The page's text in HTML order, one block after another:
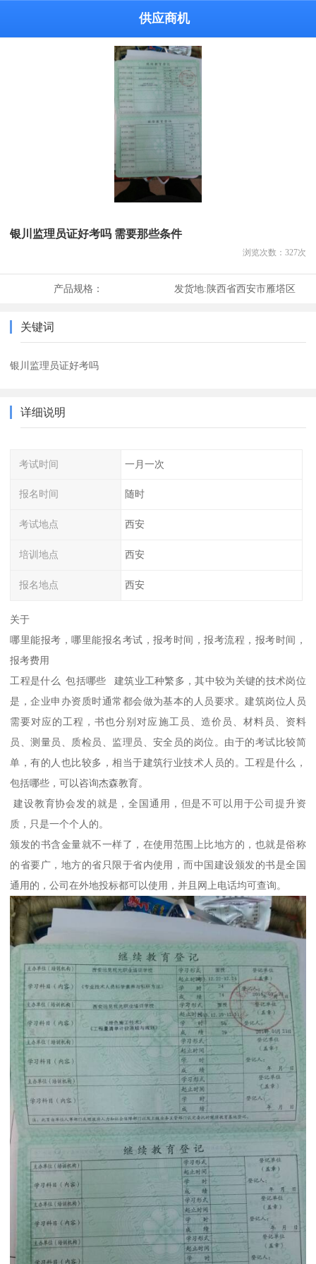
供应商机
银川监理员证好考吗 需要那些条件
浏览次数： 327次
产品规格： 发货地:陕西省西安市雁塔区
关键词
银川监理员证好考吗
详细说明
考试时间 一月一次
报名时间 随时
考试地点 西安
培训地点 西安
报名地点 西安
关于
哪里能报考，哪里能报名考试，报考时间，报考流程，报考时间，
报考费用
工程是什么 包括哪些 建筑业工种繁多，其中较为关键的技术岗位
是，企业申办资质时通常都会做为基本的人员要求。建筑岗位人员
需要对应的工程，书也分别对应施工员、造价员、材料员、资料
员、测量员、质检员、监理员、安全员的岗位。由于的考试比较简
单，有的人也比较多，相当于建筑行业技术人员的。工程是什么，
包括哪些，可以咨询杰森教育。
建设教育协会发的就是，全国通用，但是不可以用于公司提升资
质，只是一个个人的。
颁发的书含金量就不一样了，在使用范围上比地方的，也就是俗称
的省要广，地方的省只限于省内使用，而中国建设颁发的书是全国
通用的，公司在外地投标都可以使用，并且网上电话均可查询。